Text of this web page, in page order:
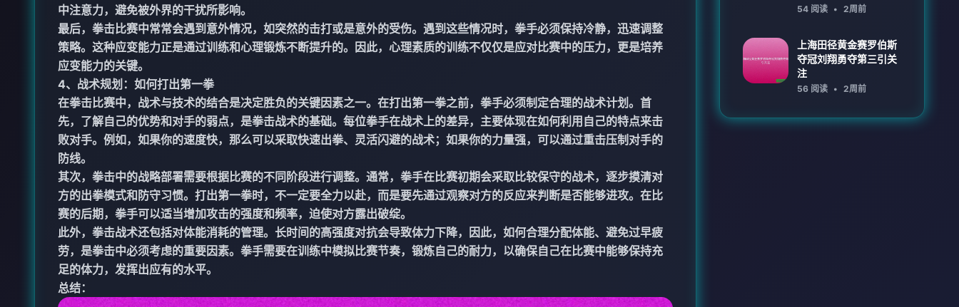
中注意力，避免被外界的干扰所影响。
最后，拳击比赛中常常会遇到意外情况，如突然的击打或是意外的受伤。遇到这些情况时，拳手必须保持冷静，迅速调整
策略。这种应变能力正是通过训练和心理锻炼不断提升的。因此，心理素质的训练不仅仅是应对比赛中的压力，更是培养
应变能力的关键。
4、战术规划：如何打出第一拳
在拳击比赛中，战术与技术的结合是决定胜负的关键因素之一。在打出第一拳之前，拳手必须制定合理的战术计划。首
先，了解自己的优势和对手的弱点，是拳击战术的基础。每位拳手在战术上的差异，主要体现在如何利用自己的特点来击
败对手。例如，如果你的速度快，那么可以采取快速出拳、灵活闪避的战术；如果你的力量强，可以通过重击压制对手的
防线。
其次，拳击中的战略部署需要根据比赛的不同阶段进行调整。通常，拳手在比赛初期会采取比较保守的战术，逐步摸清对
方的出拳模式和防守习惯。打出第一拳时，不一定要全力以赴，而是要先通过观察对方的反应来判断是否能够进攻。在比
赛的后期，拳手可以适当增加攻击的强度和频率，迫使对方露出破绽。
此外，拳击战术还包括对体能消耗的管理。长时间的高强度对抗会导致体力下降，因此，如何合理分配体能、避免过早疲
劳，是拳击中必须考虑的重要因素。拳手需要在训练中模拟比赛节奏，锻炼自己的耐力，以确保自己在比赛中能够保持充
足的体力，发挥出应有的水平。
总结：
54 阅读 • 2周前
上海田径黄金赛罗伯斯
夺冠刘翔勇夺第三引关
注
56 阅读 • 2周前